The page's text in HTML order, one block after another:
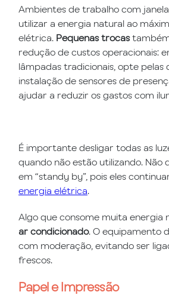
Ambientes de trabalho com
utilizar a energia natural ao
elétrica. Pequenas trocas
redução de custos operacionais:
lâmpadas tradicionais, opte pelas
instalação de sensores de
ajudar a reduzir os gastos com
É importante desligar todas as
quando não estão utilizando. Não
em “standy by”, pois eles
energia elétrica.
Algo que consome muita energia
ar condicionado. O equipamento
com moderação, evitando ser
frescos.
Papel e Impressão